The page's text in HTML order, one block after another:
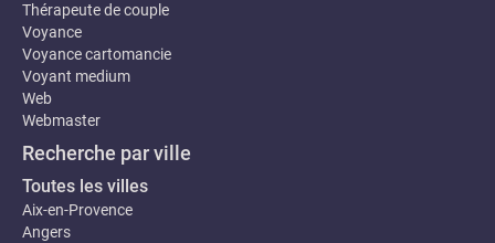
Thérapeute de couple
Voyance
Voyance cartomancie
Voyant medium
Web
Webmaster
Recherche par ville
Toutes les villes
Aix-en-Provence
Angers